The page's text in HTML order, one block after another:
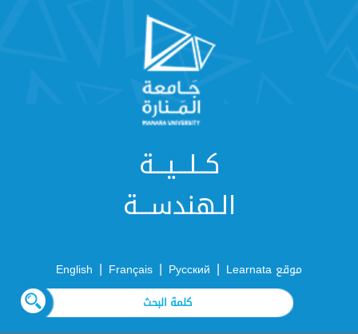
كــلـــيـــة
الـهندســـة
موقع Learnata |
Русский
|
Français
|
English